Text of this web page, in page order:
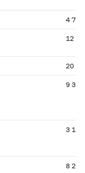
4 710
12
20
9 316
3 150
8 207